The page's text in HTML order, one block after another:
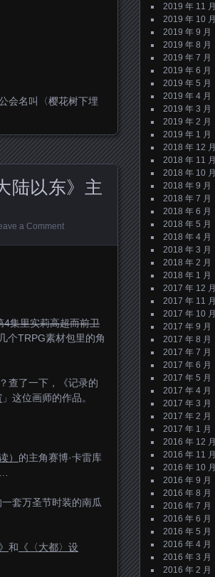
会名叫〈樱花树下埋
陆以东》主
a Comment
4集里实莉高超而前卫
个TRPG素材包里的角
查了一下，《记录的
」这位画师的作品。
） 的主角赛博·卡雷库
套万圣节时装的南瓜
和 《〈大都〉设
2019 年 11 月
2019 年 10 月
2019 年 9 月
2019 年 8 月
2019 年 7 月
2019 年 6 月
2019 年 5 月
2019 年 4 月
2019 年 3 月
2019 年 2 月
2019 年 1 月
2018 年 12 月
2018 年 11 月
2018 年 10 月
2018 年 9 月
2018 年 7 月
2018 年 6 月
2018 年 5 月
2018 年 4 月
2018 年 3 月
2018 年 2 月
2018 年 1 月
2017 年 12 月
2017 年 11 月
2017 年 10 月
2017 年 9 月
2017 年 8 月
2017 年 7 月
2017 年 6 月
2017 年 5 月
2017 年 4 月
2017 年 3 月
2017 年 2 月
2017 年 1 月
2016 年 12 月
2016 年 11 月
2016 年 10 月
2016 年 9 月
2016 年 8 月
2016 年 7 月
2016 年 6 月
2016 年 5 月
2016 年 4 月
2016 年 3 月
2016 年 2 月